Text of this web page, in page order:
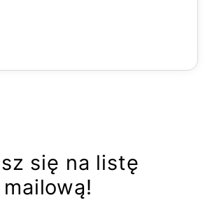
się na listę
mailową!